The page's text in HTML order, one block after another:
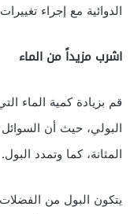
الدوائية مع إجراء
اشرب مزيداً من الماء
قم بزيادة كمية الماء
البولي، حيث أن السوائل
المثانة، كما وتمدد البول.
يتكون البول من